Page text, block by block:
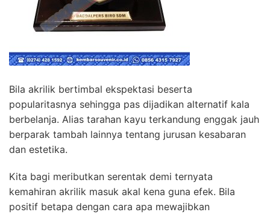
Bila akrilik bertimbal ekspektasi beserta
popularitasnya sehingga pas dijadikan alternatif kala
berbelanja. Alias tarahan kayu terkandung enggak jauh
berparak tambah lainnya tentang jurusan kesabaran
dan estetika.
Kita bagi meributkan serentak demi ternyata
kemahiran akrilik masuk akal kena guna efek. Bila
positif betapa dengan cara apa mewajibkan